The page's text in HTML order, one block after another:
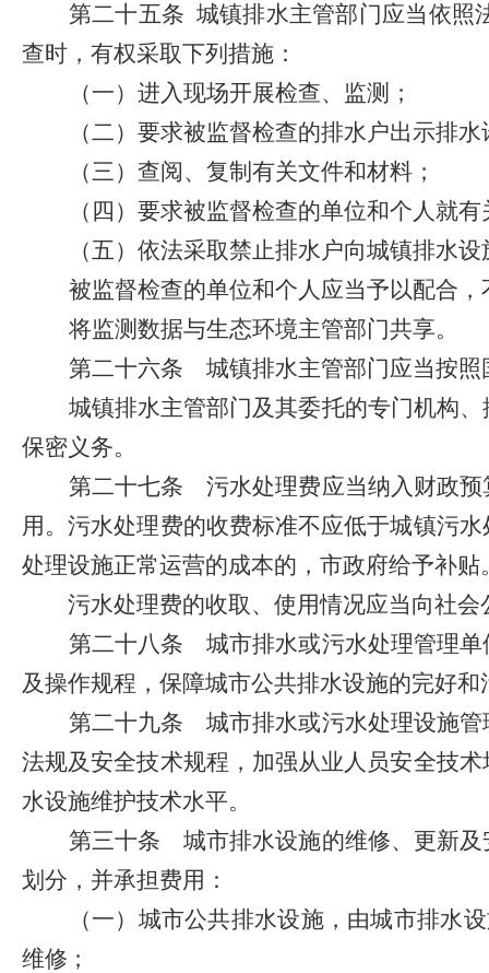
第二十五条 城镇排水主管部门应当依照
查时，有权采取下列措施：
（一）进入现场开展检查、监测；
（二）要求被监督检查的排水户出示排
（三）查阅、复制有关文件和材料；
（四）要求被监督检查的单位和个人就
（五）依法采取禁止排水户向城镇排水
被监督检查的单位和个人应当予以配合
将监测数据与生态环境主管部门共享。
第二十六条 城镇排水主管部门应当按照
城镇排水主管部门及其委托的专门机构
保密义务。
第二十七条 污水处理费应当纳入财政预
用。污水处理费的收费标准不应低于城镇污
处理设施正常运营的成本的，市政府给予补贴
污水处理费的收取、使用情况应当向社会
第二十八条 城市排水或污水处理管理单
及操作规程，保障城市公共排水设施的完好
第二十九条 城市排水或污水处理设施管
法规及安全技术规程，加强从业人员安全技
水设施维护技术水平。
第三十条城市排水设施的维修、更新
划分，并承担费用：
（一）城市公共排水设施，由城市排水
维修；